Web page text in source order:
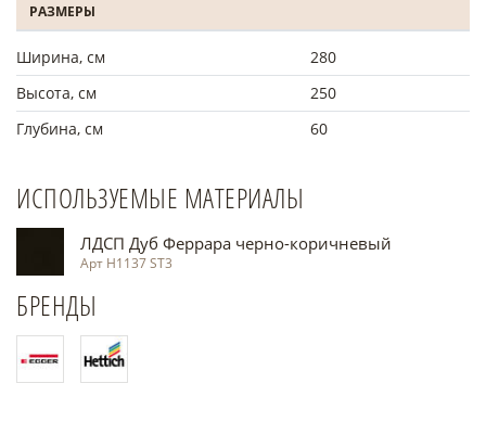
РАЗМЕРЫ
Ширина, см
280
Высота, см
250
Глубина, см
60
ИСПОЛЬЗУЕМЫЕ МАТЕРИАЛЫ
ЛДСП Дуб Феррара черно-коричневый
Арт Н1137 ST3
БРЕНДЫ